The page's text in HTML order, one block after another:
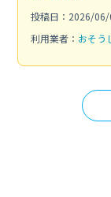
投稿日：2026/06/
利用業者： おそう